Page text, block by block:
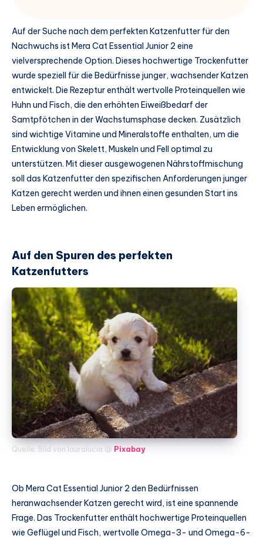
Auf der Suche nach dem perfekten Katzenfutter für den
Nachwuchs ist Mera Cat Essential Junior 2 eine
vielversprechende Option. Dieses hochwertige Trockenfutter
wurde speziell für die Bedürfnisse junger, wachsender Katzen
entwickelt. Die Rezeptur enthält wertvolle Proteinquellen wie
Huhn und Fisch, die den erhöhten Eiweißbedarf der
Samtpfötchen in der Wachstumsphase decken. Zusätzlich
sind wichtige Vitamine und Mineralstoffe enthalten, um die
Entwicklung von Skelett, Muskeln und Fell optimal zu
unterstützen. Mit dieser ausgewogenen Nährstoffmischung
soll das Katzenfutter den spezifischen Anforderungen junger
Katzen gerecht werden und ihnen einen gesunden Start ins
Leben ermöglichen.
Auf den Spuren des perfekten
Katzenfutters
Quelle: Bild von lauralucia @ Pixabay
Ob Mera Cat Essential Junior 2 den Bedürfnissen
heranwachsender Katzen gerecht wird, ist eine spannende
Frage. Das Trockenfutter enthält hochwertige Proteinquellen
wie Geflügel und Fisch, wertvolle Omega-3- und Omega-6-